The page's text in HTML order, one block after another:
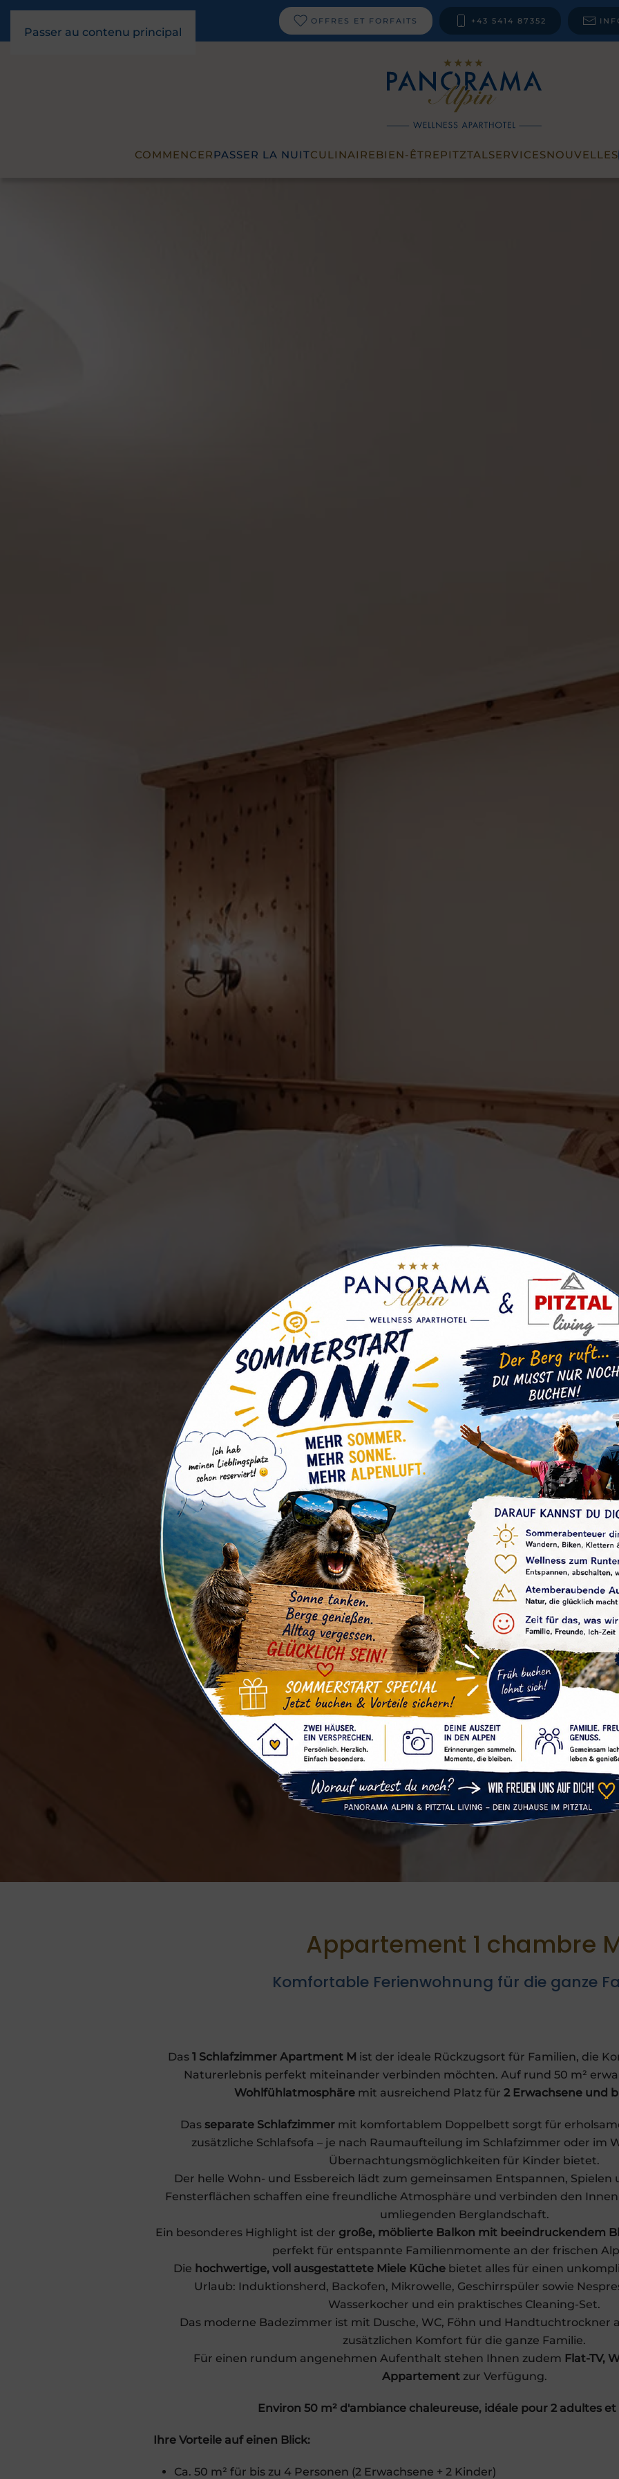
Passer au contenu principal
OFFRES ET FORFAITS +43 5414 87352
COMMENCERPASSER LA NUITCULINAIREBIEN-ÊTREPITZTALSERVICESNOUVELLES
Appartement 1 chambre
Komfortable Ferienwohnung für die ganze
Das 1 Schlafzimmer Apartment M ist der ideale Rückzugsort für Familien, die
Naturerlebnis perfekt miteinander verbinden möchten. Auf rund 50 m²
Wohlfühlatmosphäre mit ausreichend Platz für 2 Erwachsene und
Das separate Schlafzimmermit komfortablem Doppelbett sorgt für
zusätzliche Schlafsofa – je nach Raumaufteilung im Schlafzimmer oder im
Übernachtungsmöglichkeiten für Kinder bietet.
Der helle Wohn- und Essbereich lädt zum gemeinsamen Entspannen, Spielen
Fensterflächen schaffen eine freundliche Atmosphäre und verbinden den
umliegenden Berglandschaft.
Ein besonderes Highlight ist der große, möblierte Balkon mit beeindruckendem
perfekt für entspannte Familienmomente an der frischen
Die hochwertige, voll ausgestattete Miele Küche bietet alles für einen
Urlaub: Induktionsherd, Backofen, Mikrowelle, Geschirrspüler sowie
Wasserkocher und ein praktisches Cleaning-Set.
Das moderne Badezimmer ist mit Dusche, WC, Föhn und
zusätzlichen Komfort für die ganze Familie.
Für einen rundum angenehmen Aufenthalt stehen Ihnen zudem Flat-TV,
Appartement zur Verfügung.
Environ 50 m² d'ambiance chaleureuse, idéale pour 2 adultes
Ihre Vorteile auf einen Blick:
Ca. 50 m² für bis zu 4 Personen (2 Erwachsene + 2 Kinder)